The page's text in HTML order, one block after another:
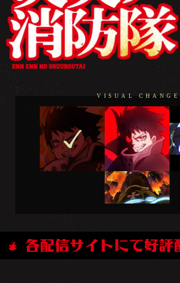
VISUAL CHANGE